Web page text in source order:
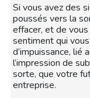
Si vous avez des
poussés vers la
effacer, et de
sentiment qui
d’impuissance, lié
l’impression de
sorte, que votre
entreprise.